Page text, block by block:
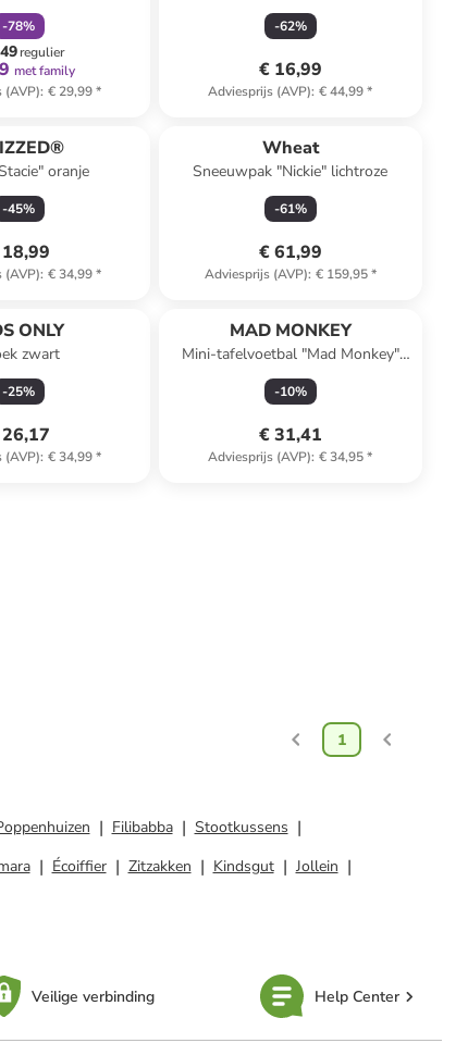
-78%
regulier
met family
(AVP): € 29,99*
-62%
€ 16,99
Adviesprijs (AVP): € 44,99*
oranje
-45%
(AVP): € 34,99*
Wheat
Sneeuwpak "Nickie" lichtroze
-61%
€ 61,99
Adviesprijs (AVP): € 159,95*
ONLY
zwart
-25%
(AVP): € 34,99*
MAD MONKEY
Mini-tafelvoetbal "Mad Monkey"
zwart
-10%
€ 31,41
Adviesprijs (AVP): € 34,95*
1
Filibabba
Stootkussens
Écoiffier Zitzakken Kindsgut
Jollein
Veilige verbinding Help Center